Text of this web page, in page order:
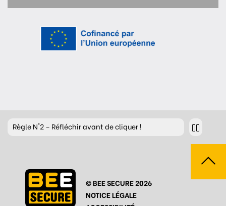
RègleN°2 – Réfléchir avant de cliquer !
RègleN°4 – Respecter les autres
RègleN°5 – Se protéger du piratage
© BEE SECURE 2026
NOTICE LÉGALE